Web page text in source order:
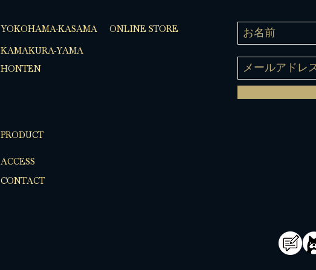
YOKOHAMA-KASAMA ONLINE STORE
KAMAKURA-YAMA
HONTEN
PRODUCT
ACCESS
CONTACT